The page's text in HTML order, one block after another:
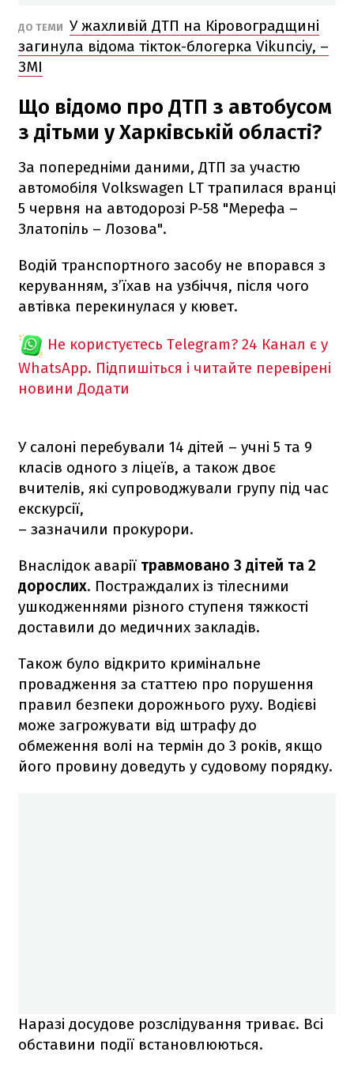
ДО ТЕМИ У жахливій ДТП на Кіровоградщині
загинула відома тікток-блогерка Vikunciy, –
ЗМІ
Що відомо про ДТП з автобусом
з дітьми у Харківській області?
За попередніми даними, ДТП за участю
автомобіля Volkswagen LT трапилася вранці
5 червня на автодорозі Р-58 "Мерефа –
Златопіль – Лозова".
Водій транспортного засобу не впорався з
керуванням, з’їхав на узбіччя, після чого
автівка перекинулася у кювет.
Не користуєтесь Telegram? 24 Канал є у
WhatsApp. Підпишіться і читайте перевірені
новини Додати
У салоні перебували 14 дітей – учні 5 та 9
класів одного з ліцеїв, а також двоє
вчителів, які супроводжували групу під час
екскурсії,
– зазначили прокурори.
Внаслідок аварії травмовано 3 дітей та 2
дорослих. Постраждалих із тілесними
ушкодженнями різного ступеня тяжкості
доставили до медичних закладів.
Також було відкрито кримінальне
провадження за статтею про порушення
правил безпеки дорожнього руху. Водієві
може загрожувати від штрафу до
обмеження волі на термін до 3 років, якщо
його провину доведуть у судовому порядку.
Наразі досудове розслідування триває. Всі
обставини події встановлюються.